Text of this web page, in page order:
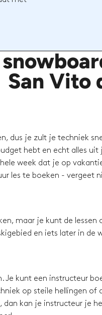
San Vito
dus je zult je techniek
hebt en echt alles
week dat je op
les te boeken - vergeet
maar je kunt de lessen
en iets later in
Je kunt een instructeur
op steile hellingen of
kan je instructeur je